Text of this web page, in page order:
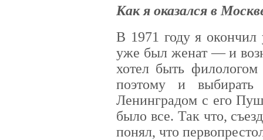
Как я оказался в
В 1971 году я окончил
уже был женат — и
хотел быть
поэтому и
Ленинградом с его
было все. Так что,
понял, что